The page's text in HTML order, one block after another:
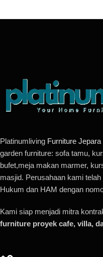
Platinumliving Furniture Jepara
garden furniture: sofa tamu,
bufet,meja makan marmer,
masjid. Perusahaan kami
Hukum dan HAM dengan
Kami siap menjadi mitra
furniture proyek cafe, villa,